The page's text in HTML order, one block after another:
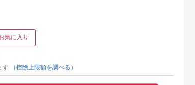
気に入り
す
（控除上限額を調べる）